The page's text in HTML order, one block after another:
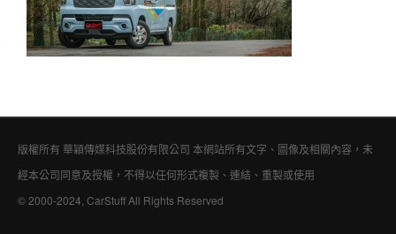
版權所有 華穎傳媒科技股份有限公司 本網站所有文字、圖像及相關內容，未
經本公司同意及授權，不得以任何形式複製、連結、重製或使用
© 2000-2024, CarStuff All Rights Reserved